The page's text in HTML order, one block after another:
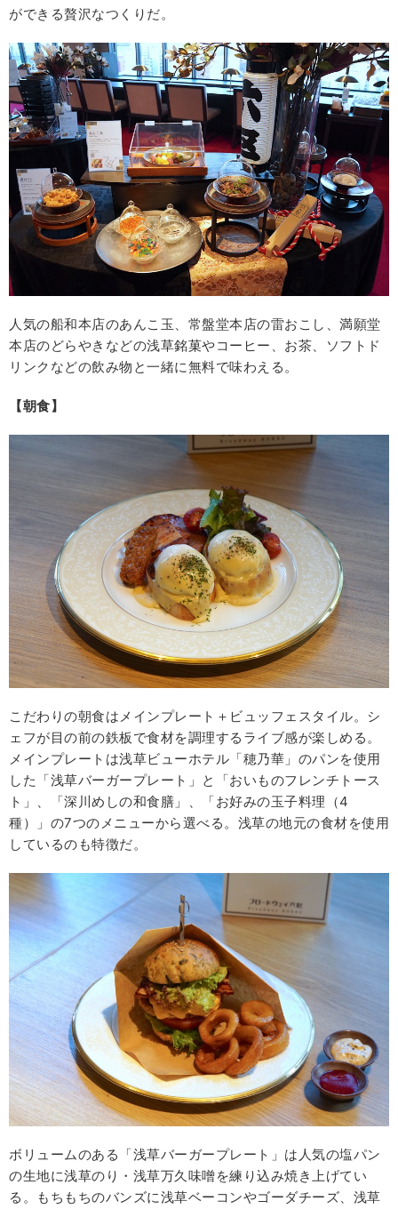
ができる贅沢なつくりだ。
人気の船和本店のあんこ玉、常盤堂本店の雷おこし、満願堂
本店のどらやきなどの浅草銘菓やコーヒー、お茶、ソフトド
リンクなどの飲み物と一緒に無料で味わえる。
【朝食】
こだわりの朝食はメインプレート＋ビュッフェスタイル。シ
ェフが目の前の鉄板で食材を調理するライブ感が楽しめる。
メインプレートは浅草ビューホテル「穂乃華」のパンを使用
した「浅草バーガープレート」と「おいものフレンチトース
ト」、「深川めしの和食膳」、「お好みの玉子料理（4
種）」の7つのメニューから選べる。浅草の地元の食材を使用
しているのも特徴だ。
ボリュームのある「浅草バーガープレート」は人気の塩パン
の生地に浅草のり・浅草万久味噌を練り込み焼き上げてい
る。もちもちのバンズに浅草ベーコンやゴーダチーズ、浅草